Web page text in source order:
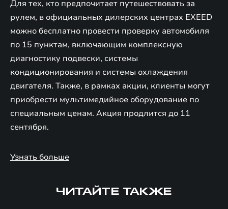
Для тех, кто предпочитает путешествовать за
рулем, в официальных дилерских центрах EXEED
можно бесплатно провести проверку автомобиля
по 15 пунктам, включающим комплексную
диагностику подвески, системы
кондиционирования и системы охлаждения
двигателя. Также, в рамках акции, клиенты могут
приобрести мультимедийное оборудование по
специальным ценам. Акция продлится до 11
сентября.
Узнать больше
ЧИТАЙТЕ ТАКЖЕ